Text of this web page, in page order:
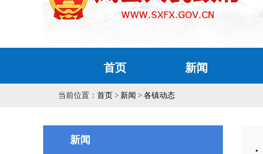
首页 新闻
当前位置： 首页 > 新闻 > 各镇动态
新闻